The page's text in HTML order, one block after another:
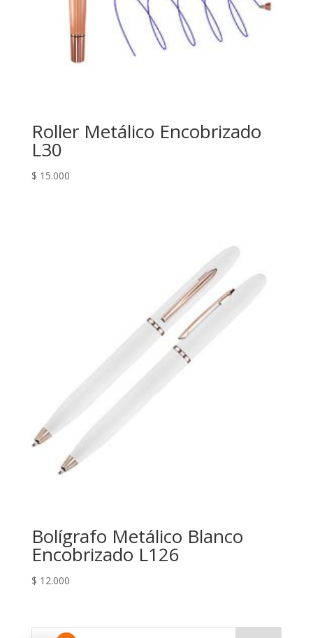
Roller Metálico Encobrizado
L30
$ 15.000
Bolígrafo Metálico Blanco
Encobrizado L126
$ 12.000